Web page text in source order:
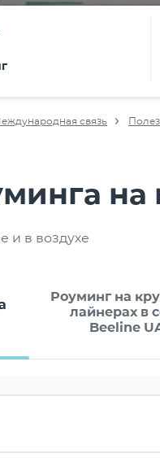
связь
на
и в воздухе
Роуминг на
лайнерах в
Beeline